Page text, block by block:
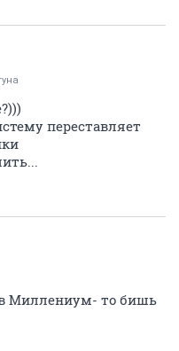
и футбол
пока всех
я да кошка